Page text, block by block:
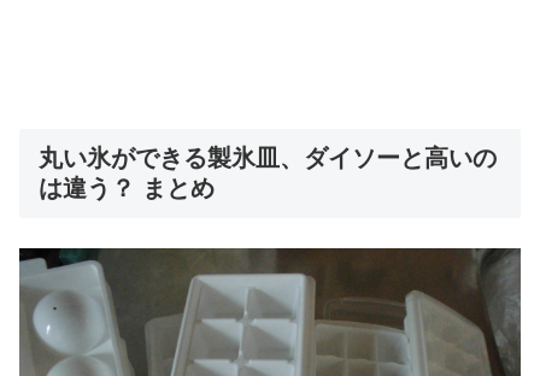
丸い氷ができる製氷皿、ダイソーと高いの
は違う？ まとめ